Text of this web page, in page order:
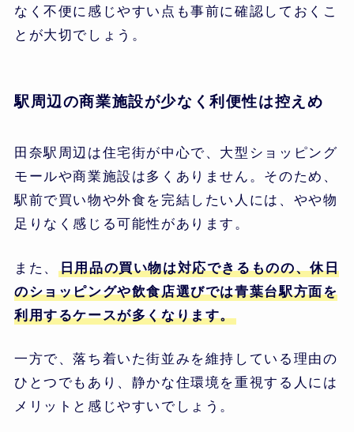
なく不便に感じやすい点も事前に確認しておくこ
とが大切でしょう。
駅周辺の商業施設が少なく利便性は控えめ
田奈駅周辺は住宅街が中心で、大型ショッピング
モールや商業施設は多くありません。そのため、
駅前で買い物や外食を完結したい人には、やや物
足りなく感じる可能性があります。
また、
日用品の買い物は対応できるものの、休日
のショッピングや飲食店選びでは青葉台駅方面を
利用するケースが多くなります。
一方で、落ち着いた街並みを維持している理由の
ひとつでもあり、静かな住環境を重視する人には
メリットと感じやすいでしょう。